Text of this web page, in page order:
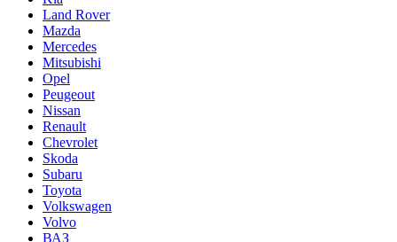
Land Rover
Mazda
Mercedes
Mitsubishi
Opel
Peugeout
Nissan
Renault
Chevrolet
Skoda
Subaru
Toyota
Volkswagen
Volvo
ВАЗ